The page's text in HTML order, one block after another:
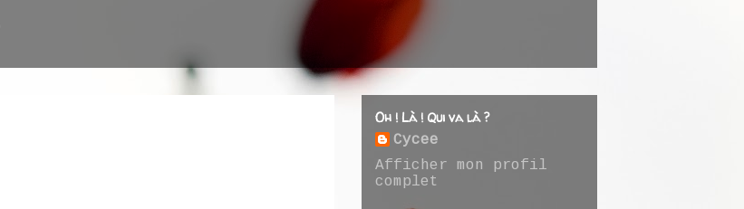
Oh ! Là ! Qui va là ?
Cycee
Afficher mon profil
complet